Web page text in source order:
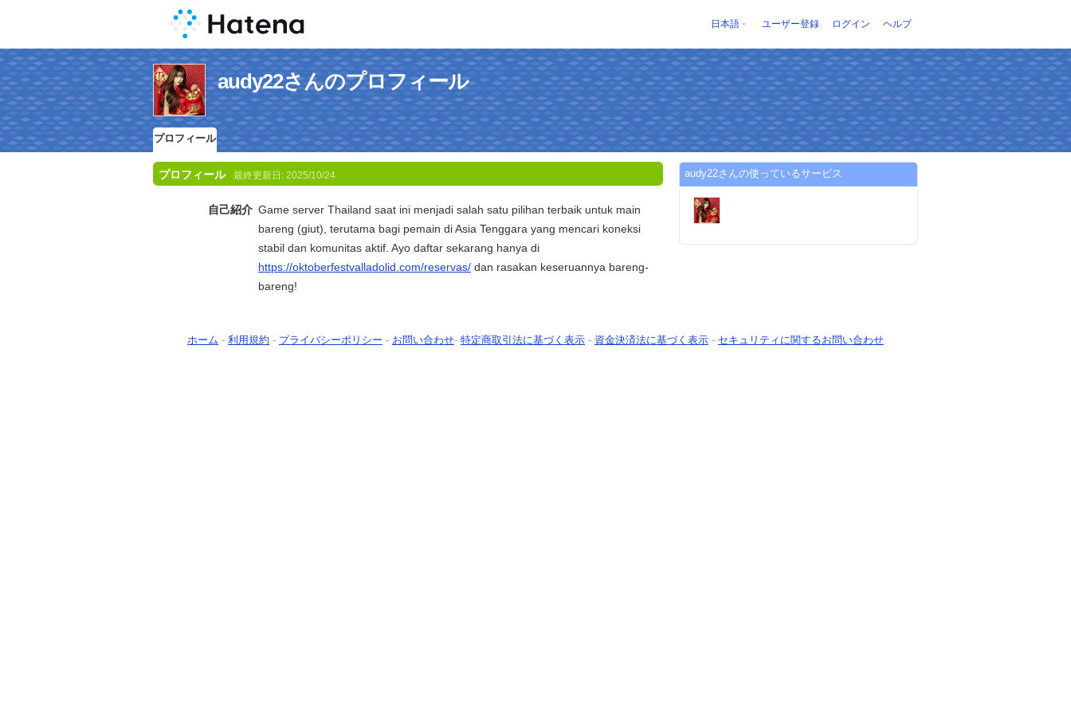
日本語 ユーザー登録 ログイン ヘルプ
audy22さんのプロフィール
プロフィール
プロフィール 最終更新日: 2025/10/24
自己紹介 Game server Thailand saat ini menjadi salah satu pilihan terbaik untuk main
bareng (giut), terutama bagi pemain di Asia Tenggara yang mencari koneksi
stabil dan komunitas aktif. Ayo daftar sekarang hanya di
https://oktoberfestvalladolid.com/reservas/ dan rasakan keseruannya bareng-
bareng!
audy22さんの使っているサービス
ホーム - 利用規約 - プライバシーポリシー - お問い合わせ- 特定商取引法に基づく表示 - 資金決済法に基づく表示 - セキュリティに関するお問い合わせ